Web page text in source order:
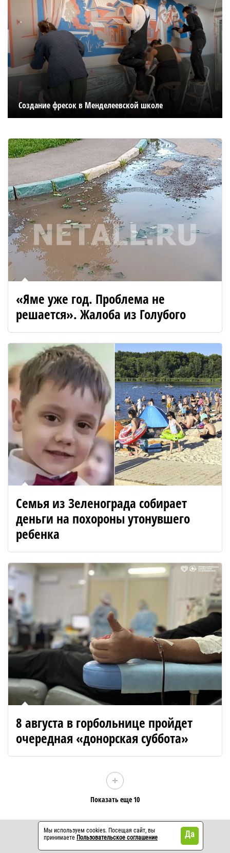
Создание фресок в Менделеевской школе
«Яме уже год. Проблема не
решается». Жалоба из Голубого
Семья из Зеленограда собирает
деньги на похороны утонувшего
ребенка
8 августа в горбольнице пройдет
очередная «донорская суббота»
Показать еще 10
Мы используем cookies. Посещая сайт, вы
принимаете Пользовательское соглашение Да